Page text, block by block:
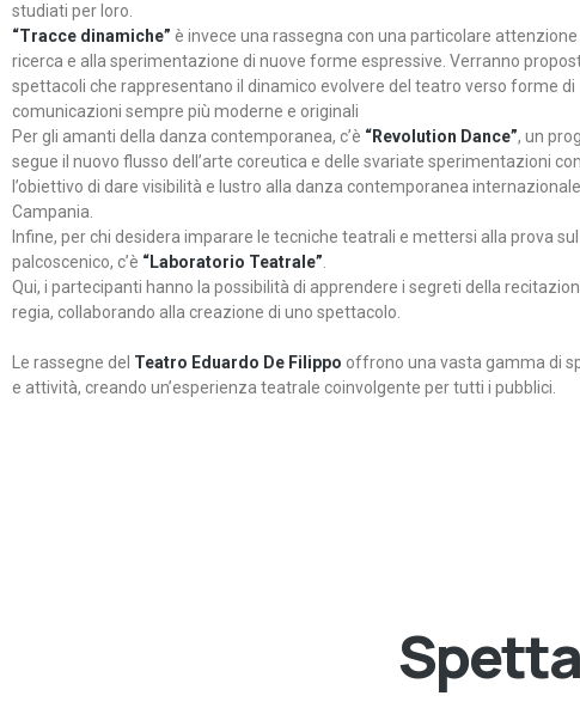
studiati per loro.
“Tracce dinamiche” è invece una rassegna con una particolare attenzione
ricerca e alla sperimentazione di nuove forme espressive. Verranno
spettacoli che rappresentano il dinamico evolvere del teatro verso forme di
comunicazioni sempre più moderne e originali
Per gli amanti della danza contemporanea, c’è “Revolution Dance”, un
segue il nuovo flusso dell’arte coreutica e delle svariate sperimentazioni con
l’obiettivo di dare visibilità e lustro alla danza contemporanea
Campania.
Infine, per chi desidera imparare le tecniche teatrali e mettersi alla prova sul
palcoscenico, c’è “Laboratorio Teatrale”
Qui, i partecipanti hanno la possibilità di apprendere i segreti della
regia, collaborando alla creazione di uno spettacolo.
Le rassegne del Teatro Eduardo De Filippo offrono una vasta gamma di
e attività, creando un’esperienza teatrale coinvolgente per tutti i pubblici.